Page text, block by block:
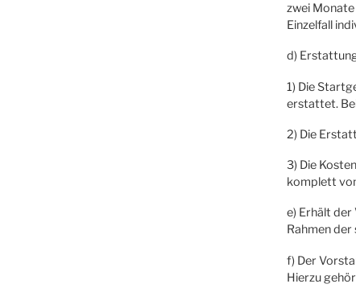
zwei
Einzelfall
d)
1) Die
erstattet.
2) Die
3) Die
komplett
e) Erhält der
Rahmen
f) Der
Hierzu